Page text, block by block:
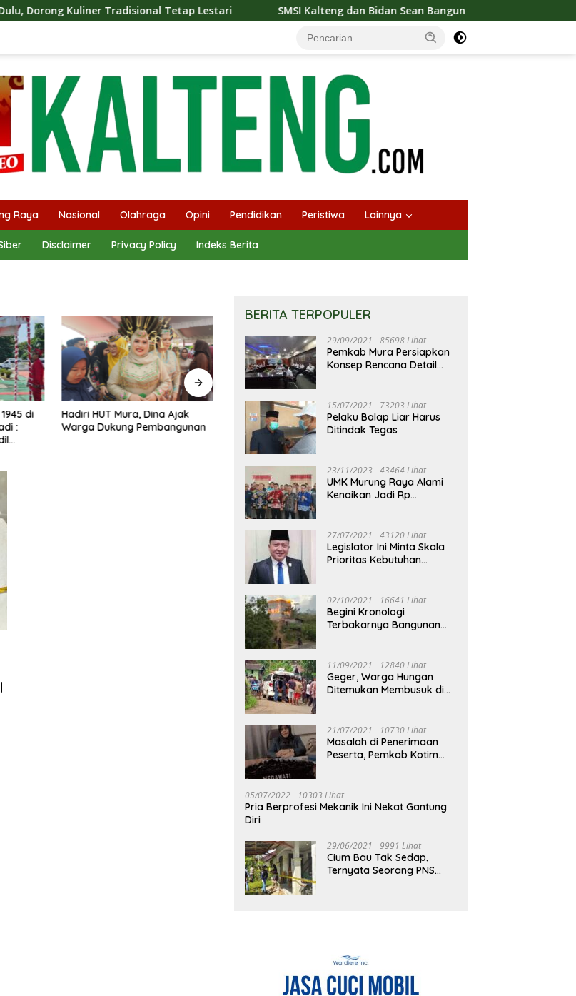
Tradisional Tetap Lestari SMSI Kalteng dan Bidan Sean Bangun Kolaborasi Strategis, Tingkatkan
Raya Nasional Olahraga Opini Pendidikan Peristiwa Lainnya
Disclaimer Privacy Policy Indeks Berita
di
:
Hadiri HUT Mura, Dina Ajak
Warga Dukung Pembangunan
HUT Ke-24 Murung Raya, Yoga :
Bersama Wujudkan Daerah
yang Berdaya Saing
Bebie: HUT Ke-24 Murung Raya
BERITA TERPOPULER
29/09/2021 85698 Lihat
Pemkab Mura Persiapkan
Konsep Rencana Detail
15/07/2021 73203 Lihat
Pelaku Balap Liar Harus
Ditindak Tegas
23/11/2023 43464 Lihat
UMK Murung Raya Alami
Kenaikan Jadi Rp
27/07/2021 43120 Lihat
Legislator Ini Minta Skala
Prioritas Kebutuhan
02/10/2021 16641 Lihat
Begini Kronologi
Terbakarnya Bangunan
11/09/2021 12840 Lihat
Geger, Warga Hungan
Ditemukan Membusuk di
21/07/2021 10730 Lihat
Masalah di Penerimaan
Peserta, Pemkab Kotim
05/07/2022 10303 Lihat
Pria Berprofesi Mekanik Ini Nekat Gantung
Diri
29/06/2021 9991 Lihat
Cium Bau Tak Sedap,
Ternyata Seorang PNS